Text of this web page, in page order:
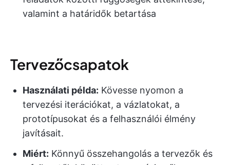
valamint a határidők betartása
Tervezőcsapatok
Használati példa: Kövesse nyomon a
tervezési iterációkat, a vázlatokat, a
prototípusokat és a felhasználói élmény
javításait.
Miért: Könnyű összehangolás a tervezők és